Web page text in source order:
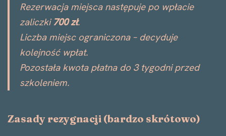
Rezerwacja miejsca następuje po wpłacie
zaliczki700 zł.
Liczba miejsc ograniczona – decyduje
kolejność wpłat.
Pozostała kwota płatna do 3 tygodni przed
szkoleniem.
Zasady rezygnacji (bardzo skrótowo)